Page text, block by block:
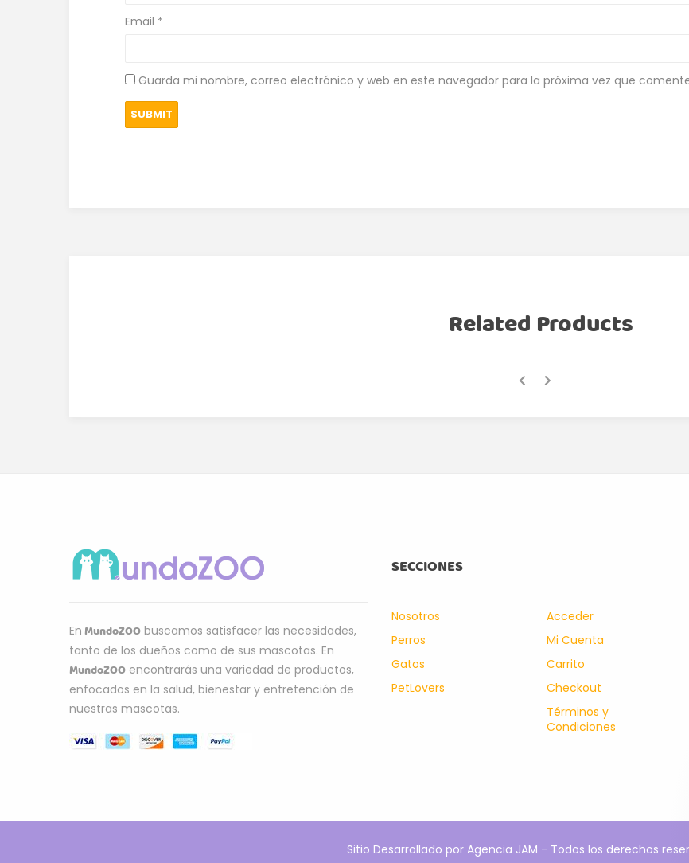
Email *
Guarda mi nombre, correo electrónico y web en este navegador para la próxima vez que
Related Products
En MundoZOO buscamos satisfacer las necesidades,
tanto de los dueños como de sus mascotas. En
MundoZOO encontrarás una variedad de productos,
enfocados en la salud, bienestar y entretención de
nuestras mascotas.
SECCIONES
Nosotros
Perros
Gatos
PetLovers
Acceder
Mi Cuenta
Carrito
Checkout
Términos y
Condiciones
Sitio Desarrollado por Agencia JAM - Todos los derechos